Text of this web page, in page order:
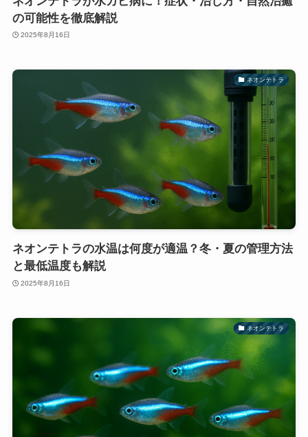
の可能性を徹底解説
2025年8月16日
ネオンテトラ
ネオンテトラの水温は何度が適温？冬・夏の管理方法
と最低温度も解説
2025年8月16日
ネオンテトラ